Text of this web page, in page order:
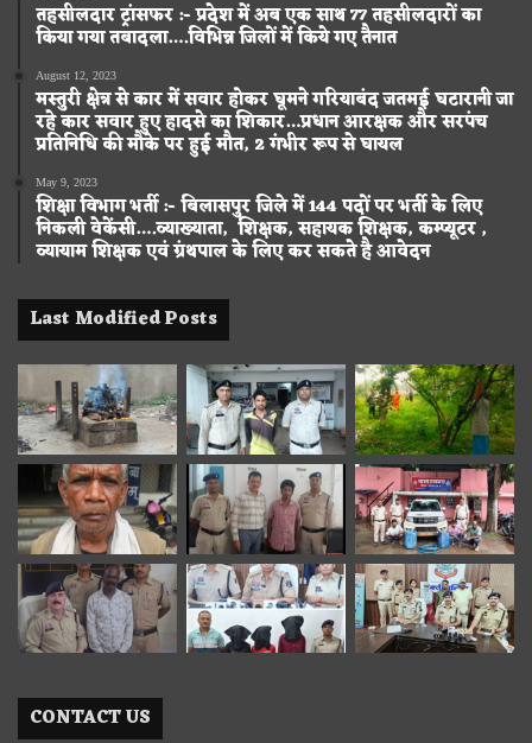
तहसीलदार ट्रांसफर :- प्रदेश में अब एक साथ 77 तहसीलदारों का
किया गया तबादला….विभिन्न जिलों में किये गए तैनात
August 12, 2023
मस्तुरी क्षेत्र से कार में सवार होकर घूमने गरियाबंद जतमई घटारानी जा
रहे कार सवार हुए हादसे का शिकार…प्रधान आरक्षक और सरपंच
प्रतिनिधि की मौके पर हुई मौत, 2 गंभीर रूप से घायल
May 9, 2023
शिक्षा विभाग भर्ती :- बिलासपुर जिले में 144 पदों पर भर्ती के लिए
निकली वेकेंसी….व्याख्याता, शिक्षक, सहायक शिक्षक, कम्प्यूटर ,
व्यायाम शिक्षक एवं ग्रंथपाल के लिए कर सकते है आवेदन
Last Modified Posts
CONTACT US